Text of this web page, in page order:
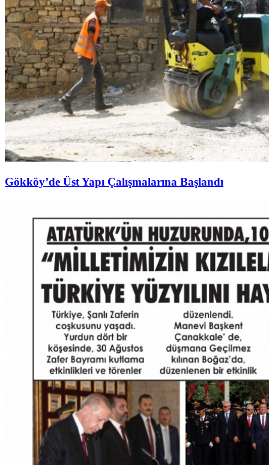
Gökköy’de Üst Yapı Çalışmalarına Başlandı